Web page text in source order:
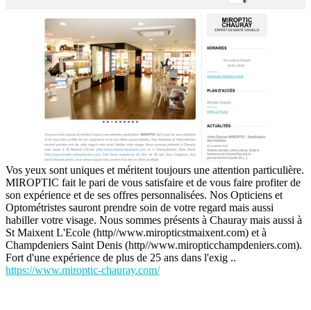
Vos yeux sont uniques et méritent toujours une attention particulière.
MIROPTIC fait le pari de vous satisfaire et de vous faire profiter de
son expérience et de ses offres personnalisées. Nos Opticiens et
Optométristes sauront prendre soin de votre regard mais aussi
habiller votre visage. Nous sommes présents à Chauray mais aussi à
St Maixent L'Ecole (http//www.miropticstmaixent.com) et à
Champdeniers Saint Denis (http//www.miropticchampdeniers.com).
Fort d'une expérience de plus de 25 ans dans l'exig ..
https://www.miroptic-chauray.com/